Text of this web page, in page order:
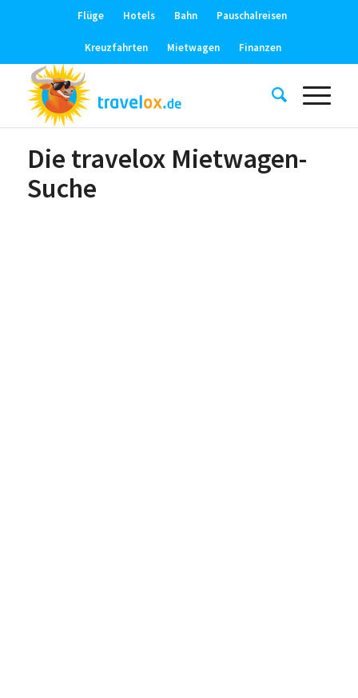
Flüge Hotels Bahn Pauschalreisen
Kreuzfahrten Mietwagen Finanzen
Die travelox Mietwagen-
Suche